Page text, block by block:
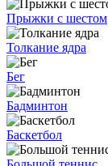
Прыжки с шестом
Толкание ядра
Бег
Бадминтон
Баскетбол